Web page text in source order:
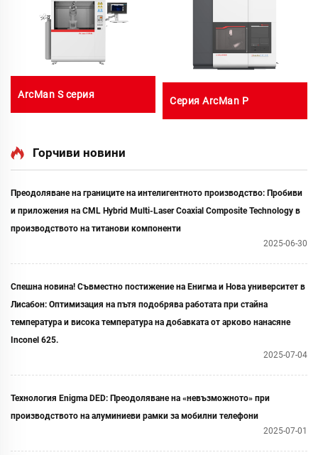
ArcMan S серия
Серия ArcMan P
Горчиви новини
Преодоляване на границите на интелигентното производство: Пробиви
и приложения на CML Hybrid Multi-Laser Coaxial Composite Technology в
производството на титанови компоненти
2025-06-30
Спешна новина! Съвместно постижение на Енигма и Нова университет в
Лисабон: Оптимизация на пътя подобрява работата при стайна
температура и висока температура на добавката от арково нанасяне
Inconel 625.
2025-07-04
Технология Enigma DED: Преодоляване на «невъзможното» при
производството на алуминиеви рамки за мобилни телефони
2025-07-01